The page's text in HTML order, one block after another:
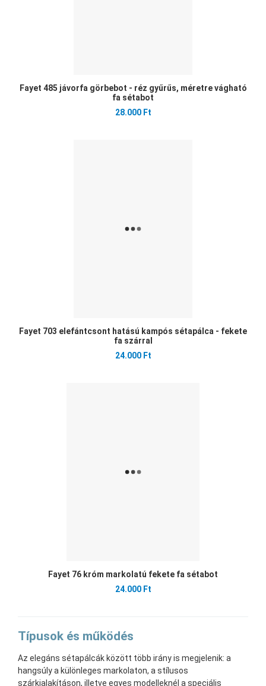
Fayet 485 jávorfa görbebot - réz gyűrűs, méretre vágható
fa sétabot
28.000 Ft
Fayet 703 elefántcsont hatású kampós sétapálca - fekete
fa szárral
24.000 Ft
Fayet 76 króm markolatú fekete fa sétabot
24.000 Ft
Típusok és működés
Az elegáns sétapálcák között több irány is megjelenik: a
hangsúly a különleges markolaton, a stílusos
szárkialakításon, illetve egyes modelleknél a speciális